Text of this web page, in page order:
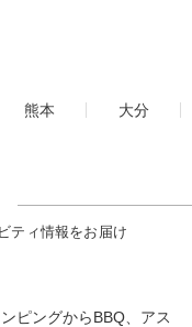
熊本
大分
ティ情報をお届け
ピングからBBQ、アス